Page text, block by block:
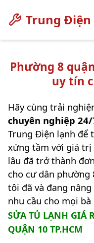
Trung Điện
Phường 8
uy tín
Hãy cùng trải
chuyên nghiệp
Trung Điện lạnh để
xứng tầm với giá trị
lâu đã trở thành
cho cư dân phường
tôi đã và đang
nhu cầu cho mọi bà
SỬA TỦ LẠNH GIÁ
QUẬN 10 TP.HCM